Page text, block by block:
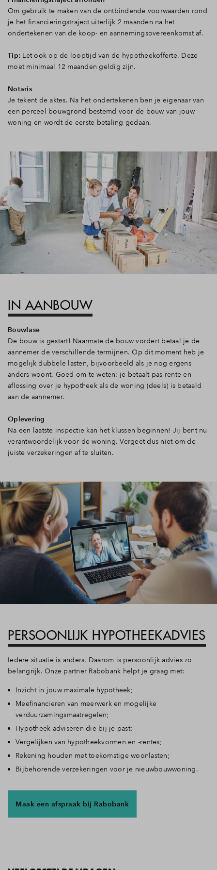
Om gebruik te maken van de ontbindende voorwaarden rond
je het financieringstraject uiterlijk 2 maanden na het
ondertekenen van de koop- en aannemingsovereenkomst af.
Tip: Let ook op de looptijd van de hypotheekofferte. Deze
moet minimaal 12 maanden geldig zijn.
Notaris
Je tekent de aktes. Na het ondertekenen ben je eigenaar van
een perceel bouwgrond bestemd voor de bouw van jouw
woning en wordt de eerste betaling gedaan.
IN AANBOUW
Bouwfase
De bouw is gestart! Naarmate de bouw vordert betaal je de
aannemer de verschillende termijnen. Op dit moment heb je
mogelijk dubbele lasten, bijvoorbeeld als je nog ergens
anders woont. Goed om te weten: je betaalt pas rente en
aflossing over je hypotheek als de woning (deels) is betaald
aan de aannemer.
Oplevering
Na een laatste inspectie kan het klussen beginnen! Jij bent nu
verantwoordelijk voor de woning. Vergeet dus niet om de
juiste verzekeringen af te sluiten.
PERSOONLIJK HYPOTHEEKADVIES
Iedere situatie is anders. Daarom is persoonlijk advies zo
belangrijk. Onze partner Rabobank helpt je graag met:
Inzicht in jouw maximale hypotheek;
Meefinancieren van meerwerk en mogelijke
verduurzamingsmaatregelen;
Hypotheek adviseren die bij je past;
Vergelijken van hypotheekvormen en -rentes;
Rekening houden met toekomstige woonlasten;
Bijbehorende verzekeringen voor je nieuwbouwwoning.
Maak een afspraak bij Rabobank